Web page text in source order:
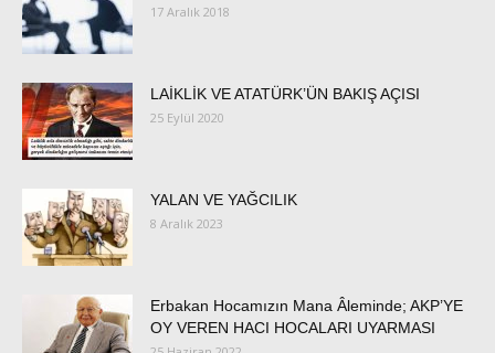
17 Aralık 2018
LAİKLİK VE ATATÜRK’ÜN BAKIŞ AÇISI
25 Eylül 2020
YALAN VE YAĞCILIK
8 Aralık 2023
Erbakan Hocamızın Mana Âleminde; AKP’YE
OY VEREN HACI HOCALARI UYARMASI